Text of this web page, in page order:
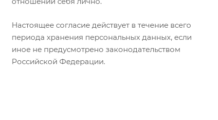
Настоящее согласие действует в течение всего
периода хранения персональных данных, если
иное не предусмотрено законодательством
Российской Федерации.